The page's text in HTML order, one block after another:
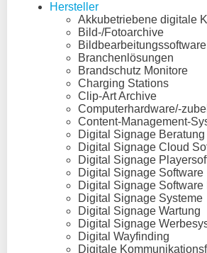
Hersteller
Akkubetriebene digitale
Bild-/Fotoarchive
Bildbearbeitungssoftware
Branchenlösungen
Brandschutz Monitore
Charging Stations
Clip-Art Archive
Computerhardware/-
Content-Management-
Digital Signage Beratung
Digital Signage Cloud
Digital Signage
Digital Signage Software
Digital Signage Software
Digital Signage Systeme
Digital Signage Wartung
Digital Signage
Digital Wayfinding
Digitale